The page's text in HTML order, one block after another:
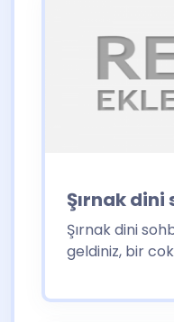
Şırnak dini
Şırnak dini
geldiniz, bir